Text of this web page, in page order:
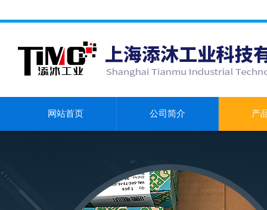
网站首页 公司简介 产